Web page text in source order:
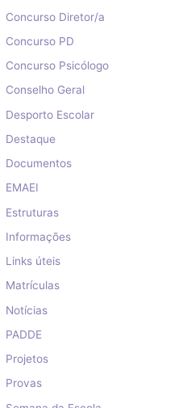
Concurso Diretor/a
Concurso PD
Concurso Psicólogo
Conselho Geral
Desporto Escolar
Destaque
Documentos
EMAEI
Estruturas
Informações
Links úteis
Matrículas
Notícias
PADDE
Projetos
Provas